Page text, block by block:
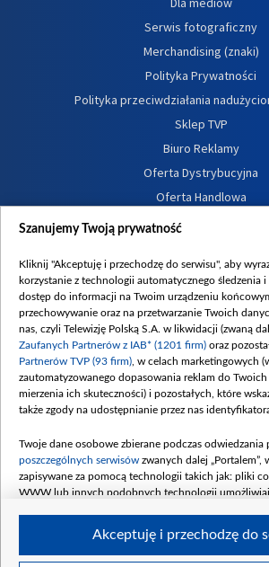
Serwis fotograficzny
Merchandising (znaki)
Polityka Prywatności
Polityka przeciwdziałania
Sklep TVP
Biuro Reklamy
Oferta Dystrybucyjna
Oferta Handlowa
Dostępność
Procedura zgłoszeń
Szanujemy Twoją prywatność
Kliknij "Akceptuję i przechodzę do serwisu", aby
korzystanie z technologii automatycznego śledzenia i
dostęp do informacji na Twoim urządzeniu
przechowywanie oraz na przetwarzanie Twoich
nas, czyli Telewizję Polską S.A. w likwidacji (zwaną
Zaufanych Partnerów z IAB* (1201 firm) oraz
Partnerów TVP (93 firm) , w celach marketingowych
zautomatyzowanego dopasowania reklam do
mierzenia ich skuteczności) i pozostałych, które
także zgody na udostępnianie przez nas
Twoje dane osobowe zbierane podczas odwiedzania
poszczególnych serwisów zwanych dalej „Portalem”,
zapisywane za pomocą technologii takich jak: pliki
WWW lub innych podobnych technologii
Akceptuję i przechodzę do